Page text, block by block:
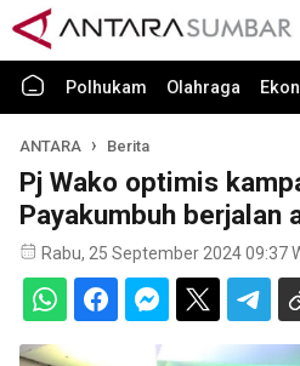
Polhukam Olahraga
ANTARA Berita
Pj Wako optimis
Payakumbuh berjalan
Rabu, 25 September 2024 09:37